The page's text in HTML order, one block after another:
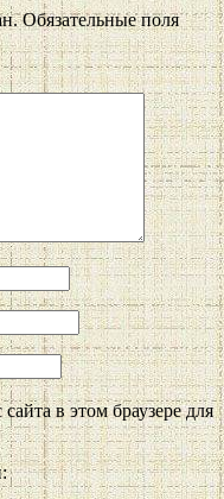
Обязательные поля
в этом браузере для